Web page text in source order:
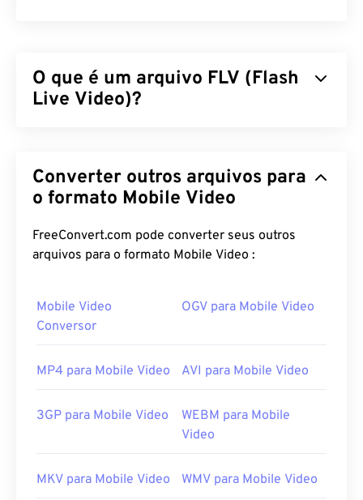
O que é um arquivo FLV (Flash
Live Video)?
que oferece conteúdo multimídia de alta qualidade
e bem sincronizado, principalmente pela internet.
utilizacodecspara compactar o tamanho do
arquivo. O FLV utiliza o padrão abertoISO/IEC
vantagem de flexibilidade e independência.
abre melhor no Adobe Flash versão 7 e superior. O
FLV não suporta capítulos ou legendas, mas
Como o FLV é baseado em um padrão aberto, ele
Converter outros arquivos para
o formato Mobile Video
FreeConvert.com pode converter seus outros
arquivos para o formato Mobile Video :
Mobile Video
Conversor
OGV para Mobile Video
MP4 para Mobile Video AVI para Mobile Video
3GP para Mobile Video
WEBM para Mobile
Video
MKV para Mobile Video WMV para Mobile Video